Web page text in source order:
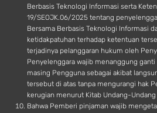
Berbasis Teknologi Informasi serta
19/SEOJK.06/2025 tentang
Bersama Berbasis Teknologi Informasi
ketidakpatuhan terhadap ketentuan
terjadinya pelanggaran hukum oleh
Penyelenggara wajib menanggung
masing Pengguna sebagai akibat
tersebut di atas tanpa mengurangi hak
kerugian menurut Kitab Undang-
Bahwa Pemberi pinjaman wajib